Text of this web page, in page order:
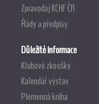
Zpravodaj KCHF ČR
Řády a předpisy
Důležité informace
Klubové zkoušky
Kalendář výstav
Plemenná kniha